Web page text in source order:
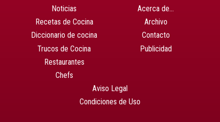
Noticias
Recetas de Cocina
Diccionario de cocina
Trucos de Cocina
Restaurantes
Chefs
Acerca de…
Archivo
Contacto
Publicidad
Aviso Legal
Condiciones de Uso